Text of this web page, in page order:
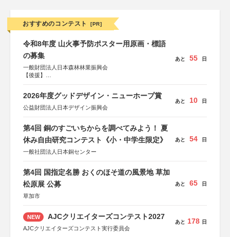
おすすめのコンテスト [PR]
令和8年度 山火事予防ポスター用原画・標語
の募集
一般財団法人日本森林林業振興会
【後援】
会、森林火災対策協会
あと 55 日
2026年度グッドデザイン・ニューホープ賞
公益財団法人日本デザイン振興会
あと 10 日
第4回 銅のすごいちからを調べてみよう！ 夏
休み自由研究コンテスト《小・中学生限定》
一般社団法人日本銅センター
あと 54 日
第4回 国指定名勝 おくのほそ道の風景地 草加
松原展 公募
草加市
あと 65 日
NEW AJCクリエイターズコンテスト2027
AJCクリエイターズコンテスト実行委員会
あと 178 日